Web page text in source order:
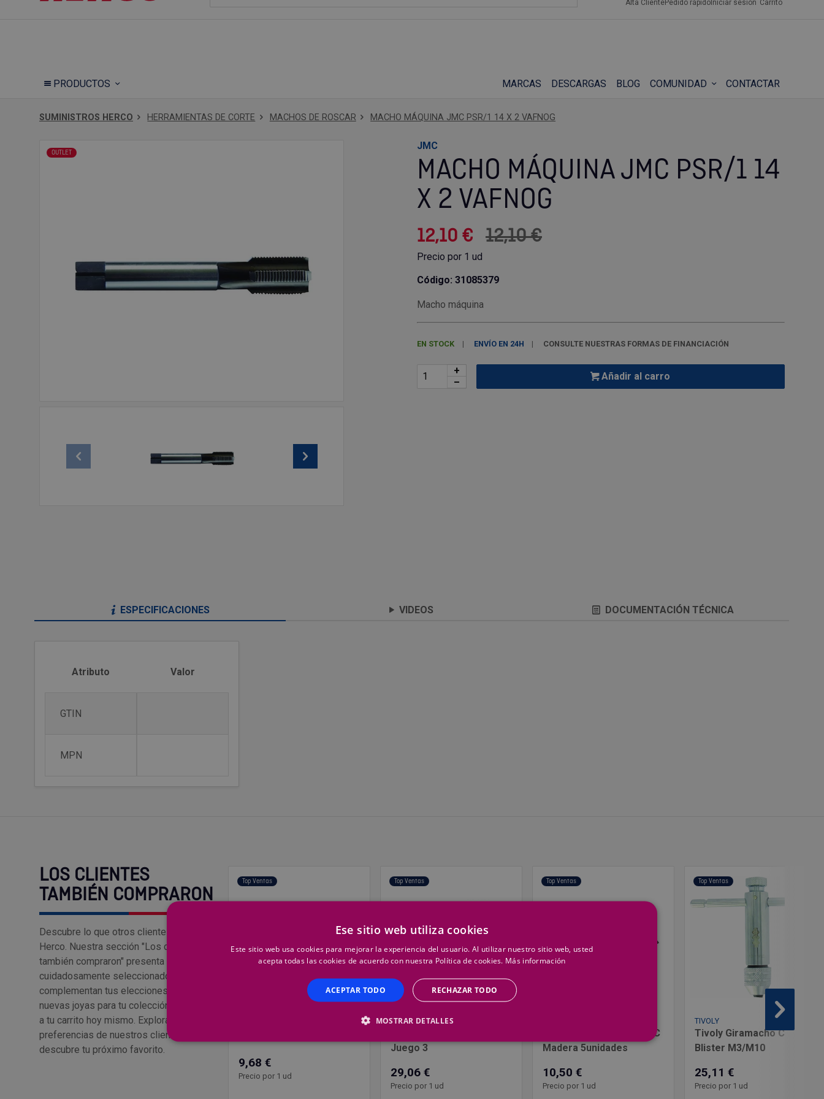
Alta ClientePedido rápido Iniciar sesión Carrito
PRODUCTOS MARCAS DESCARGAS BLOG COMUNIDAD CONTACTAR
SUMINISTROS HERCO HERRAMIENTAS DE CORTE MACHOS DE ROSCAR MACHO MÁQUINA JMC PSR/1 14 X 2 VAFNOG
OUTLET
JMC
MACHO MÁQUINA JMC PSR/1 14
X 2 VAFNOG
12,10 € 12,10 €
Precio por 1 ud
Código: 31085379
Macho máquina
EN STOCK ENVÍO EN 24H CONSULTE NUESTRAS FORMAS DE FINANCIACIÓN
+
–
Añadir al carro
ESPECIFICACIONES VIDEOS DOCUMENTACIÓN TÉCNICA
Atributo Valor
GTIN
MPN
LOS CLIENTES
TAMBIÉN COMPRARON
Descubre lo que otros clientes aman en
Herco. Nuestra sección "Los clientes
también compraron" presenta productos
cuidadosamente seleccionados que
complementan tus elecciones. Encuentra
nuevas joyas para tu colección y añádelas
a tu carrito hoy mismo. Explora las
preferencias de nuestros clientes y
descubre tu próximo favorito.
Top Ventas
9,68 €
Precio por 1 ud
Top Ventas
HEPYC
Juego 3
29,06 €
Precio por 1 ud
Top Ventas
Hoja Sierra Calar T-111-C
Madera 5unidades
10,50 €
Precio por 1 ud
Top Ventas
TIVOLY
Tivoly Giramacho Carraca
Blister M3/M10
25,11 €
Precio por 1 ud
Ese sitio web utiliza cookies
Este sitio web usa cookies para mejorar la experiencia del usuario. Al utilizar nuestro sitio web, usted
acepta todas las cookies de acuerdo con nuestra Política de cookies. Más información
ACEPTAR TODO RECHAZAR TODO
MOSTRAR DETALLES